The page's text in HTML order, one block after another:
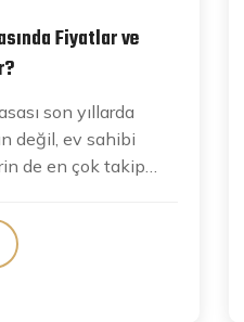
Fiyatlar ve
son yıllarda
değil, ev sahibi
de en çok takip